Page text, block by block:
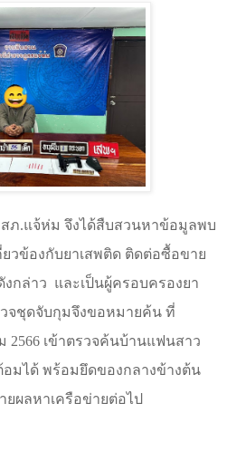
ภ.แจ้ห่ม จึงได้สืบสวนหาข้อมูลพบ
วข้องกับยาเสพติด ติดต่อซื้อขาย
งกล่าว และเป็นผู้ครอบครองยา
จชุดจับกุมจึงขอหมายค้น ที่
2566 เข้าตรวจค้นบ้านแฟนสาว
มได้ พร้อมยึดของกลางข้างต้น
ผลหาเครือข่ายต่อไป